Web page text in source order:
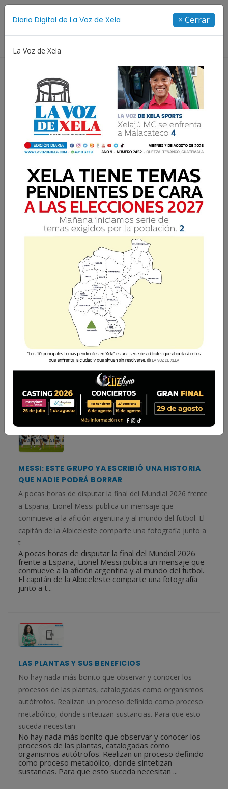
Diario Digital de La Voz de Xela × Cerrar
La Voz de Xela
Resultados para: Reflexión
NOTAS DE UNA ESCRIBIENTE
Inicio esta columna con una pequeña reflexión sobre el
nombre de la misma. Hace un tiempo yo estaba de
directora editorial de un medio escrito, uno de los
primeros en Quetzaltenango; conocí a un personaje que
tenía una col
Inicio esta columna con una pequeña reflexión sobre el
nombre de la misma. Hace un tiempo yo estaba de
directora editorial de un medio escrito, uno de los
primeros en Quetzaltenango; conocí a un personaje
MESSI: ESTE GRUPO YA ESCRIBIÓ UNA HISTORIA
QUE NADIE PODRÁ BORRAR
A pocas horas de disputar la final del Mundial 2026 frente
a España, Lionel Messi publica un mensaje que
conmueve a la afición argentina y al mundo del futbol. El
capitán de la Albiceleste comparte una fotografía junto a
t
A pocas horas de disputar la final del Mundial 2026
frente a España, Lionel Messi publica un mensaje que
conmueve a la afición argentina y al mundo del futbol.
El capitán de la Albiceleste comparte una fotografía
junto a t...
LAS PLANTAS Y SUS BENEFICIOS
No hay nada más bonito que observar y conocer los
procesos de las plantas, catalogadas como organismos
autótrofos. Realizan un proceso definido como proceso
metabólico, donde sintetizan sustancias. Para que esto
suceda necesitan
No hay nada más bonito que observar y conocer los
procesos de las plantas, catalogadas como
organismos autótrofos. Realizan un proceso definido
como proceso metabólico, donde sintetizan
sustancias. Para que esto suceda necesitan ...